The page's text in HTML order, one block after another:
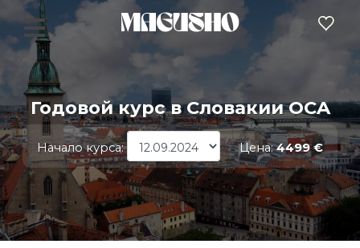
Годовой курс в Словакии OCA
Начало курса: Цена:4499 €